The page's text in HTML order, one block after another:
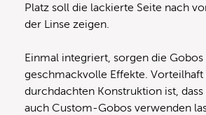
Platz soll die lackierte Seite nach
der Linse zeigen.
Einmal integriert, sorgen die Gobos
geschmackvolle Effekte. Vorteilhaft
durchdachten Konstruktion ist,
auch Custom-Gobos verwenden